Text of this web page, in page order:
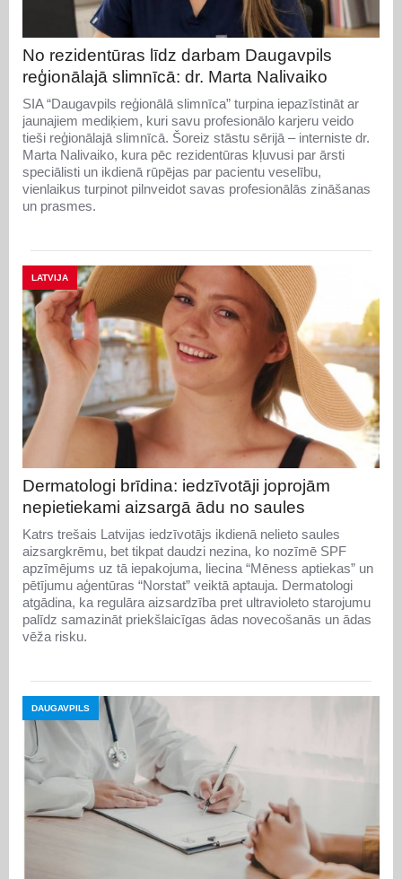
No rezidentūras līdz darbam Daugavpils
reģionālajā slimnīcā: dr. Marta Nalivaiko
SIA “Daugavpils reģionālā slimnīca” turpina iepazīstināt ar
jaunajiem mediķiem, kuri savu profesionālo karjeru veido
tieši reģionālajā slimnīcā. Šoreiz stāstu sērijā – interniste dr.
Marta Nalivaiko, kura pēc rezidentūras kļuvusi par ārsti
speciālisti un ikdienā rūpējas par pacientu veselību,
vienlaikus turpinot pilnveidot savas profesionālās zināšanas
un prasmes.
LATVIJA
Dermatologi brīdina: iedzīvotāji joprojām
nepietiekami aizsargā ādu no saules
Katrs trešais Latvijas iedzīvotājs ikdienā nelieto saules
aizsargkrēmu, bet tikpat daudzi nezina, ko nozīmē SPF
apzīmējums uz tā iepakojuma, liecina “Mēness aptiekas” un
pētījumu aģentūras “Norstat” veiktā aptauja. Dermatologi
atgādina, ka regulāra aizsardzība pret ultravioleto starojumu
palīdz samazināt priekšlaicīgas ādas novecošanās un ādas
vēža risku.
DAUGAVPILS